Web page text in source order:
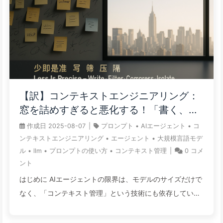
【訳】コンテキストエンジニアリング：
窓を詰めすぎると悪化する！「書く、選
ぶ、圧縮する、隔離する」の4ステップ
で、毒を警戒し、干渉や混乱を防ぎ、ノ
イズを窓の外に排除しよう——ゆっくり
学ぶAI170
作成日 2025-08-07 プロンプト • AIエージェント • コ
ンテキストエンジニアリング • エージェント • 大規模言語モデ
ル • llm • プロンプトの使い方 • コンテキスト管理 0 コメ
ント
はじめに AIエージェントの限界は、モデルのサイズだけで
なく、「コンテキスト管理」という技術にも依存していま